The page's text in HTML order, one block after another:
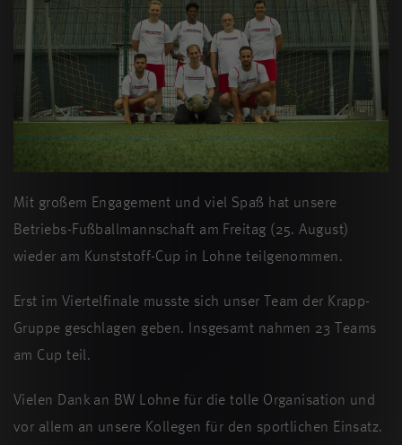
Mit großem Engagement und viel Spaß hat unsere
Betriebs-Fußballmannschaft am Freitag (25. August)
wieder am Kunststoff-Cup in Lohne teilgenommen.
Erst im Viertelfinale musste sich unser Team der Krapp-
Gruppe geschlagen geben. Insgesamt nahmen 23 Teams
am Cup teil.
Vielen Dank an BW Lohne für die tolle Organisation und
vor allem an unsere Kollegen für den sportlichen Einsatz.